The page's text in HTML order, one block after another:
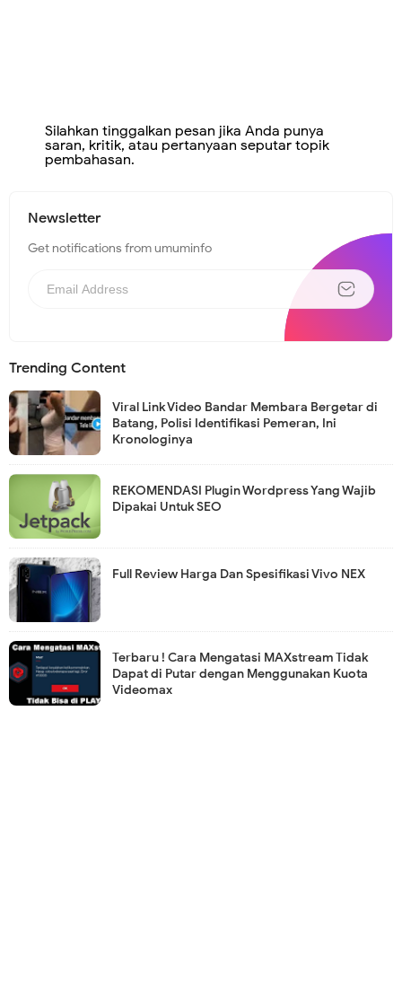
Silahkan tinggalkan pesan jika Anda punya
saran, kritik, atau pertanyaan seputar topik
pembahasan.
Newsletter
Get notifications from umuminfo
Trending Content
Viral Link Video Bandar Membara Bergetar di
Batang, Polisi Identifikasi Pemeran, Ini
Kronologinya
REKOMENDASI Plugin Wordpress Yang Wajib
Dipakai Untuk SEO
Full Review Harga Dan Spesifikasi Vivo NEX
Terbaru ! Cara Mengatasi MAXstream Tidak
Dapat di Putar dengan Menggunakan Kuota
Videomax